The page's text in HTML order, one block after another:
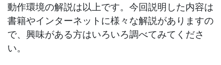
動作環境の解説は以上です。今回説明した内容は
書籍やインターネットに様々な解説がありますの
で、興味がある方はいろいろ調べてみてくださ
い。